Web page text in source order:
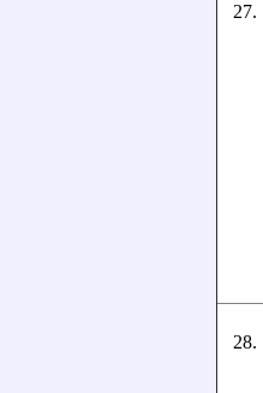
27.
28.